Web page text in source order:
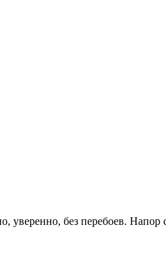
уверенно, без перебоев.